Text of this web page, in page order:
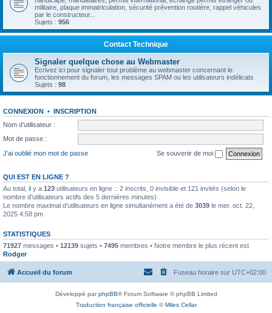
militaire, plaque immatriculation, sécurité prévention routière, rappel véhicules
par le constructeur...
Sujets : 956
Contact Technique
Signaler quelque chose au Webmaster
Ecrivez ici pour signaler tout problème au webmaster concernant le
fonctionnement du forum, les messages SPAM ou les utilisateurs indélicats
Sujets : 98
CONNEXION • INSCRIPTION
Nom d’utilisateur :
Mot de passe :
J’ai oublié mon mot de passe
Se souvenir de moi
QUI EST EN LIGNE ?
Au total, il y a 123 utilisateurs en ligne :: 2 inscrits, 0 invisible et 121 invités (selon le
nombre d’utilisateurs actifs des 5 dernières minutes)
Le nombre maximal d’utilisateurs en ligne simultanément a été de 3039 le mer. oct. 22,
2025 4:58 pm
STATISTIQUES
71927 messages • 12139 sujets • 7495 membres • Notre membre le plus récent est
Rodger
Accueil du forum Fuseau horaire sur UTC+02:00
Développé parphpBB® Forum Software © phpBB Limited
Traduction française officielle ©Miles Cellar